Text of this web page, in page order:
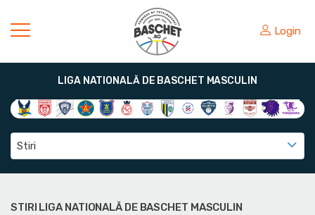
Login
LIGA NATIONALĂ DE BASCHET MASCULIN
Stiri
STIRI LIGA NATIONALĂ DE BASCHET MASCULIN